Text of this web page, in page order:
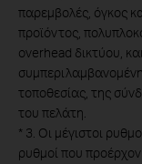
παρεμβολές, όγκος
προϊόντος,
overhead δικτύου,
τοποθεσίας, της
του πελάτη.
* 3. Οι μέγιστοι
ρυθμοί που